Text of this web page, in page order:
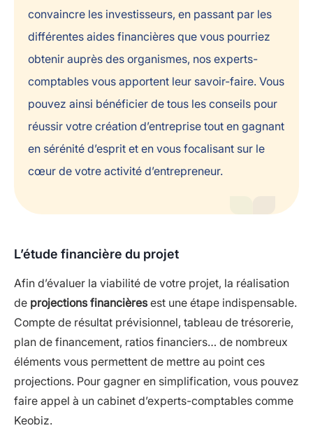
convaincre les investisseurs, en passant par les
différentes aides financières que vous pourriez
obtenir auprès des organismes, nos experts-
comptables vous apportent leur savoir-faire. Vous
pouvez ainsi bénéficier de tous les conseils pour
réussir votre création d’entreprise tout en gagnant
en sérénité d’esprit et en vous focalisant sur le
cœur de votre activité d’entrepreneur.
L’étude financière du projet
Afin d’évaluer la viabilité de votre projet, la réalisation
de projections financièresest une étape indispensable.
Compte de résultat prévisionnel, tableau de trésorerie,
plan de financement, ratios financiers… de nombreux
éléments vous permettent de mettre au point ces
projections. Pour gagner en simplification, vous pouvez
faire appel à un cabinet d’experts-comptables comme
Keobiz.